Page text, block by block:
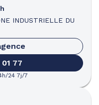
INDUSTRIELLE DU
77
24 7j/7